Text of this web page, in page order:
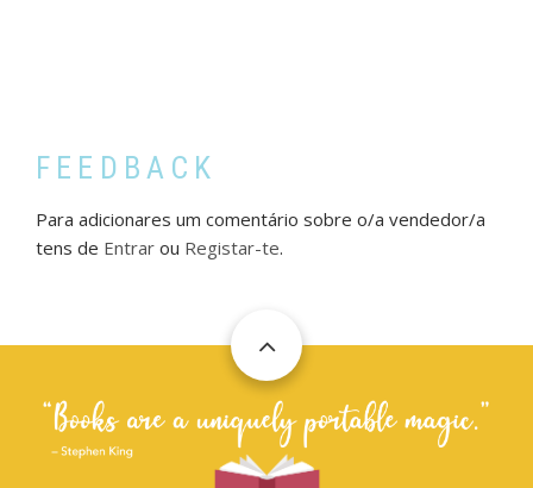
FEEDBACK
Para adicionares um comentário sobre o/a vendedor/a
tens de Entrar ou Registar-te.